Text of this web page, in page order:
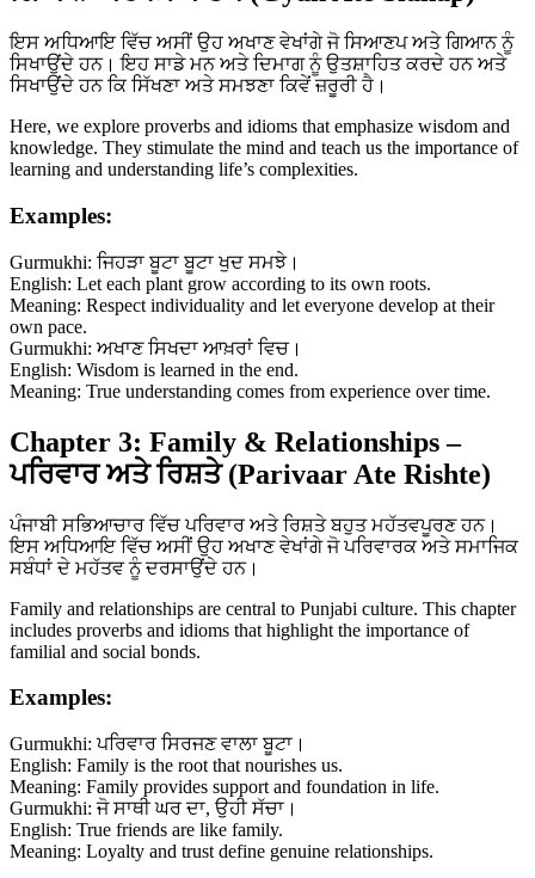
ਇਸ ਅਧਿਆਇ ਵਿੱਚ ਅਸੀਂ ਉਹ ਅਖਾਣ ਵੇਖਾਂਗੇ ਜੋ ਸਿਆਣਪ ਅਤੇ ਗਿਆਨ ਨੂੰ
ਸਿਖਾਉਂਦੇ ਹਨ। ਇਹ ਸਾਡੇ ਮਨ ਅਤੇ ਦਿਮਾਗ ਨੂੰ ਉਤਸ਼ਾਹਿਤ ਕਰਦੇ ਹਨ ਅਤੇ
ਸਿਖਾਉਂਦੇ ਹਨ ਕਿ ਸਿੱਖਣਾ ਅਤੇ ਸਮਝਣਾ ਕਿਵੇਂ ਜ਼ਰੂਰੀ ਹੈ।
Here, we explore proverbs and idioms that emphasize wisdom and
knowledge. They stimulate the mind and teach us the importance of
learning and understanding life’s complexities.
Examples:
Gurmukhi: ਜਿਹੜਾ ਬੂਟਾ ਬੂਟਾ ਖੁਦ ਸਮਝੇ।
English: Let each plant grow according to its own roots.
Meaning: Respect individuality and let everyone develop at their
own pace.
Gurmukhi: ਅਖਾਣ ਸਿਖਦਾ ਆਖ਼ਰਾਂ ਵਿਚ।
English: Wisdom is learned in the end.
Meaning: True understanding comes from experience over time.
Chapter 3: Family & Relationships –
ਪਰਿਵਾਰ ਅਤੇ ਰਿਸ਼ਤੇ (Parivaar Ate Rishte)
ਪੰਜਾਬੀ ਸਭਿਆਚਾਰ ਵਿੱਚ ਪਰਿਵਾਰ ਅਤੇ ਰਿਸ਼ਤੇ ਬਹੁਤ ਮਹੱਤਵਪੂਰਣ ਹਨ।
ਇਸ ਅਧਿਆਇ ਵਿੱਚ ਅਸੀਂ ਉਹ ਅਖਾਣ ਵੇਖਾਂਗੇ ਜੋ ਪਰਿਵਾਰਕ ਅਤੇ ਸਮਾਜਿਕ
ਸਬੰਧਾਂ ਦੇ ਮਹੱਤਵ ਨੂੰ ਦਰਸਾਉਂਦੇ ਹਨ।
Family and relationships are central to Punjabi culture. This chapter
includes proverbs and idioms that highlight the importance of
familial and social bonds.
Examples:
Gurmukhi: ਪਰਿਵਾਰ ਸਿਰਜਣ ਵਾਲਾ ਬੂਟਾ।
English: Family is the root that nourishes us.
Meaning: Family provides support and foundation in life.
Gurmukhi: ਜੋ ਸਾਥੀ ਘਰ ਦਾ, ਉਹੀ ਸੱਚਾ।
English: True friends are like family.
Meaning: Loyalty and trust define genuine relationships.